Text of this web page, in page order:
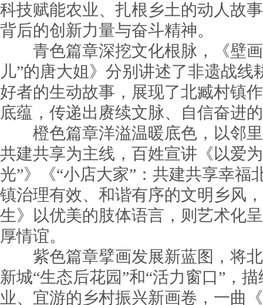
科技赋能农业、扎根乡土的动人故
背后的创新力量与奋斗精神。
青色篇章深挖文化根脉，《壁画
儿”的唐大姐》分别讲述了非遗战线
好者的生动故事，展现了北臧村镇
底蕴，传递出赓续文脉、自信奋进
橙色篇章洋溢温暖底色，以邻里
共建共享为主线，百姓宣讲《以爱
光”》《“小店大家”：共建共享幸福
镇治理有效、和谐有序的文明乡风
生》以优美的肢体语言，则艺术化
厚情谊。
紫色篇章擘画发展新蓝图，将北
新城“生态后花园”和“活力窗口”，
业、宜游的乡村振兴新画卷，一曲